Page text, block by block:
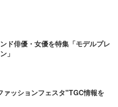
ド俳優・女優を特集「モデルプレ
」
ァッションフェスタ"TGC情報を